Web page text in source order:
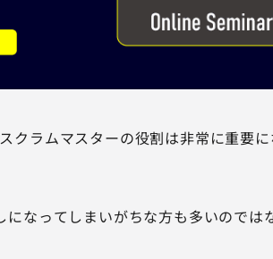
クラムマスターの役割は非常に重要
なってしまいがちな方も多いのでは